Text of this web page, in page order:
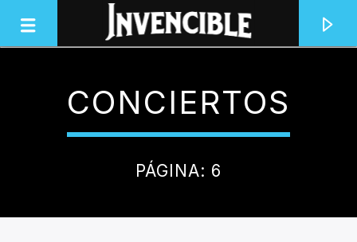
INVENCIBLE RADIO
JUNTOS SOMOS INVENCIBLES
CONCIERTOS
PÁGINA: 6